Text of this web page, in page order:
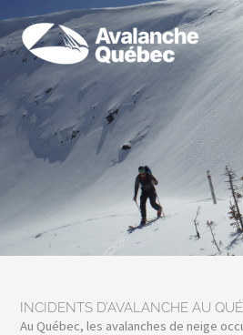
au
contenu
INCIDENTS D’AVALANCHE AU
Au Québec, les avalanches de neige